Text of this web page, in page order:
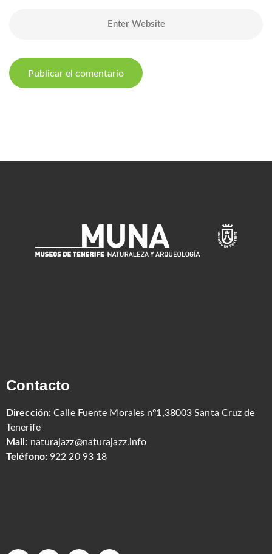
Contacto
Dirección: Calle Fuente Morales nº1,38003 Santa Cruz de
Tenerife
Mail: naturajazz@naturajazz.info
Teléfono: 922 20 93 18